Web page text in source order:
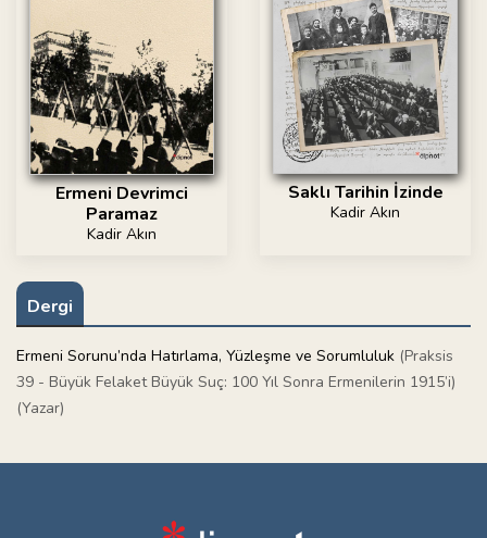
Ermeni Devrimci
Paramaz
Kadir Akın
Saklı Tarihin İzinde
Kadir Akın
Dergi
Ermeni Sorunu’nda Hatırlama, Yüzleşme ve Sorumluluk (Praksis
39 - Büyük Felaket Büyük Suç: 100 Yıl Sonra Ermenilerin 1915’i)
(Yazar)